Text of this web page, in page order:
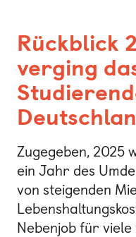
Rückblick
verging
Zugegeben, 2025
ein Jahr des
von steigenden
Nebenjob für